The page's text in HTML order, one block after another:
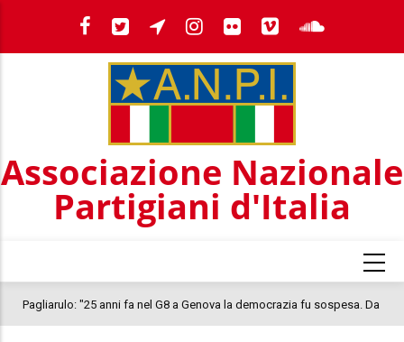
contenuto
Associazione Nazionale
Partigiani d'Italia
Pagliarulo: "25 anni fa nel G8 a Genova la democrazia fu sospesa. Da